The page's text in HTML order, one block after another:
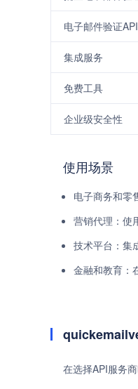
电子邮件验证API
集成服务
免费工具
企业级安全性
使用场景
电子商务和零
营销代理：使
技术平台：集
金融和教育：
在选择API服务